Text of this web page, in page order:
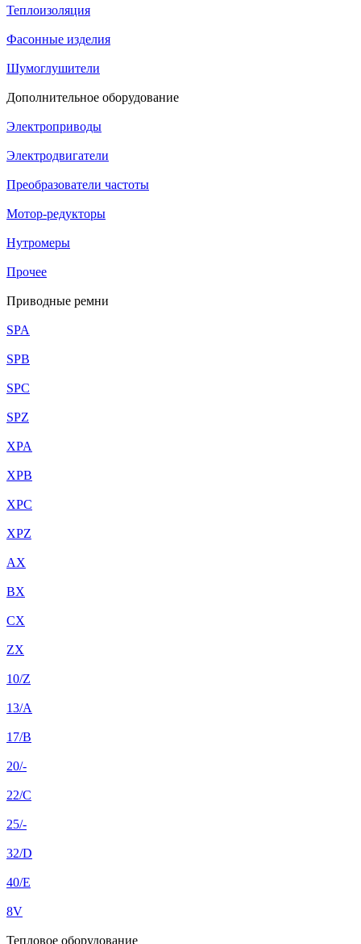
Теплоизоляция
Фасонные изделия
Шумоглушители
Дополнительное оборудование
Электроприводы
Электродвигатели
Преобразователи частоты
Мотор-редукторы
Нутромеры
Прочее
Приводные ремни
SPA
SPB
SPC
SPZ
XPA
XPB
XPC
XPZ
AX
BX
CX
ZX
10/Z
13/A
17/B
20/-
22/C
25/-
32/D
40/E
8V
Тепловое оборудование